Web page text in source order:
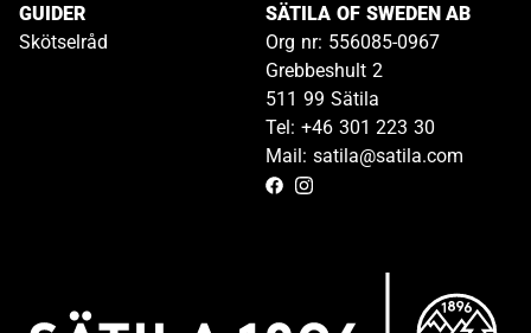
GUIDER
Skötselråd
SÄTILA OF SWEDEN AB
Org nr: 556085-0967
Grebbeshult 2
511 99 Sätila
Tel: +46 301 223 30
Mail: satila@satila.com